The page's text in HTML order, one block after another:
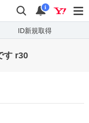
ドソーシング
検索 通知
i
ID新規取得
す r30